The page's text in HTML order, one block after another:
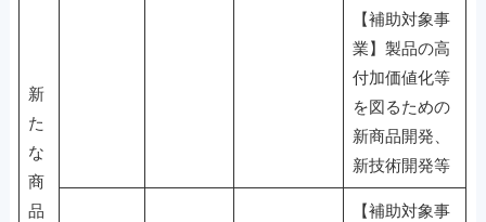
新
た
な
商
品
【補助対象事
業】製品の高
付加価値化等
を図るための
新商品開発、
新技術開発等
【補助対象事